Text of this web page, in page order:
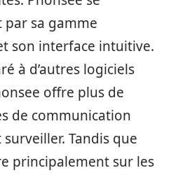
sa gamme
son interface intuitive.
à d’autres logiciels
offre plus de
de communication
Tandis que
principalement sur les